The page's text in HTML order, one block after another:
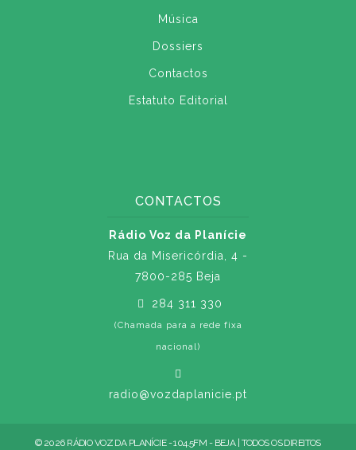
Música
Dossiers
Contactos
Estatuto Editorial
CONTACTOS
Rádio Voz da Planície
Rua da Misericórdia, 4 -
7800-285 Beja
284 311 330
(Chamada para a rede fixa
nacional)
radio@vozdaplanicie.pt
© 2026 RÁDIO VOZ DA PLANÍCIE - 104.5FM - BEJA | TODOS OS DIREITOS